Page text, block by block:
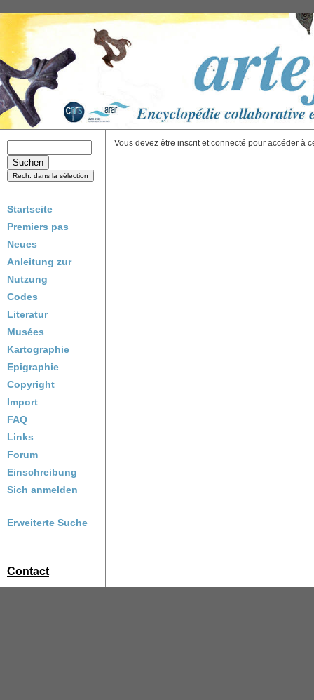
Startseite
Premiers pas
Neues
Anleitung zur
Nutzung
Codes
Literatur
Musées
Kartographie
Epigraphie
Copyright
Import
FAQ
Links
Forum
Einschreibung
Sich anmelden
Erweiterte Suche
Contact
Vous devez être inscrit et connecté pour accéder à